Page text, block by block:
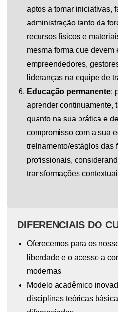
aptos a tomar iniciativas,
administração tanto da
recursos físicos e
mesma forma que devem
empreendedores,
lideranças na equipe de
Educação permanente:
aprender continuamente,
quanto na sua prática e
compromisso com a sua
treinamento/estágios das
profissionais,
transformações
DIFERENCIAIS DO
Oferecemos para os
liberdade e o acesso a
modernas
Modelo acadêmico
disciplinas teóricas